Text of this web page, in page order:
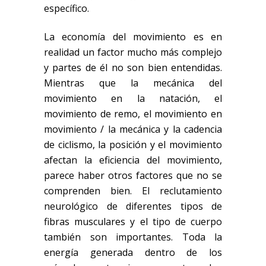
específico.
La economía del movimiento es en
realidad un factor mucho más complejo
y partes de él no son bien entendidas.
Mientras que la mecánica del
movimiento en la natación, el
movimiento de remo, el movimiento en
movimiento / la mecánica y la cadencia
de ciclismo, la posición y el movimiento
afectan la eficiencia del movimiento,
parece haber otros factores que no se
comprenden bien. El reclutamiento
neurológico de diferentes tipos de
fibras musculares y el tipo de cuerpo
también son importantes. Toda la
energía generada dentro de los